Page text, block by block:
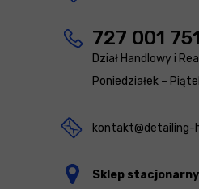
727 001 751
Dział Handlowy i
Poniedziałek –
kontakt@detailing-
Sklep